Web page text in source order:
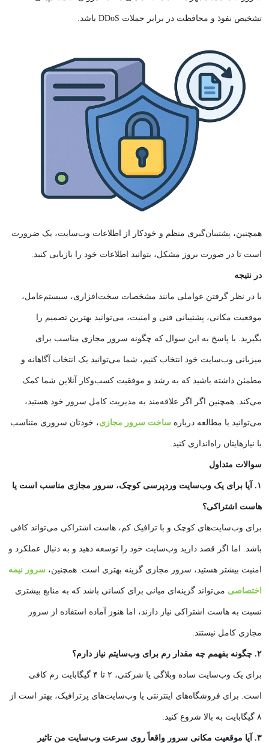
تشخیص نفوذ و محافظت در برابر حملات DDoS باشد.
همچنین، پشتیبان‌گیری منظم و خودکار از اطلاعات وب‌سایت، یک ضرورت
است تا در صورت بروز مشکل، بتوانید اطلاعات خود را بازیابی کنید.
در نتیجه
با در نظر گرفتن عواملی مانند مشخصات سخت‌افزاری، سیستم‌عامل،
موقعیت مکانی، پشتیبانی فنی و امنیت، می‌توانید بهترین تصمیم را
بگیرید. با پاسخ به این سوال که چگونه سرور مجازی مناسب برای
میزبانی وب‌سایت خود انتخاب کنیم ، شما می‌توانید یک انتخاب آگاهانه و
مطمئن داشته باشید که به رشد و موفقیت کسب‌وکار آنلاین شما کمک
می‌کند. همچنین اگر اگر علاقه‌مند به مدیریت کامل سرور خود هستید،
می‌توانید با مطالعه درباره ساخت سرور مجازی، خودتان سروری متناسب
با نیازهایتان راه‌اندازی کنید.
سوالات متداول
۱. آیا برای یک وب‌سایت وردپرسی کوچک، سرور مجازی مناسب است یا
هاست اشتراکی؟
برای وب‌سایت‌های کوچک و با ترافیک کم، هاست اشتراکی می‌تواند کافی
باشد. اما اگر قصد دارید وب‌سایت خود را توسعه دهید و به دنبال عملکرد و
امنیت بیشتر هستید، سرور مجازی گزینه بهتری است. همچنین، سرور نیمه
اختصاصی می‌تواند گزینه‌ای میانی برای کسانی باشد که به منابع بیشتری
نسبت به هاست اشتراکی نیاز دارند، اما هنوز آماده استفاده از سرور
مجازی کامل نیستند.
۲. چگونه بفهمم چه مقدار رم برای وب‌سایتم نیاز دارم؟
برای یک وب‌سایت ساده وبلاگی یا شرکتی، ۲ تا ۴ گیگابایت رم کافی
است. برای فروشگاه‌های اینترنتی یا وب‌سایت‌های پرترافیک، بهتر است از
۸ گیگابایت به بالا شروع کنید.
۳. آیا موقعیت مکانی سرور واقعاً روی سرعت وب‌سایت من تاثیر